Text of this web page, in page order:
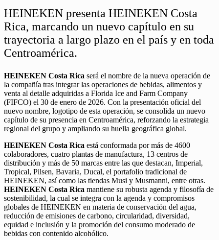
HEINEKEN presenta HEINEKEN Costa
Rica, marcando un nuevo capítulo en su
trayectoria a largo plazo en el país y en toda
Centroamérica.
HEINEKEN Costa Rica será el nombre de la nueva operación de
la compañía tras integrar las operaciones de bebidas, alimentos y
venta al detalle adquiridas a Florida Ice and Farm Company
(FIFCO) el 30 de enero de 2026. Con la presentación oficial del
nuevo nombre, logotipo de esta operación, se consolida un nuevo
capítulo de su presencia en Centroamérica, reforzando la estrategia
regional del grupo y ampliando su huella geográfica global.
HEINEKEN Costa Rica está conformada por más de 4600
colaboradores, cuatro plantas de manufactura, 13 centros de
distribución y más de 50 marcas entre las que destacan, Imperial,
Tropical, Pilsen, Bavaria, Ducal, el portafolio tradicional de
HEINEKEN, así como las tiendas Musi y Musmanni, entre otras.
HEINEKEN Costa Rica mantiene su robusta agenda y filosofía de
sostenibilidad, la cual se integra con la agenda y compromisos
globales de HEINEKEN en materia de conservación del agua,
reducción de emisiones de carbono, circularidad, diversidad,
equidad e inclusión y la promoción del consumo moderado de
bebidas con contenido alcohólico.